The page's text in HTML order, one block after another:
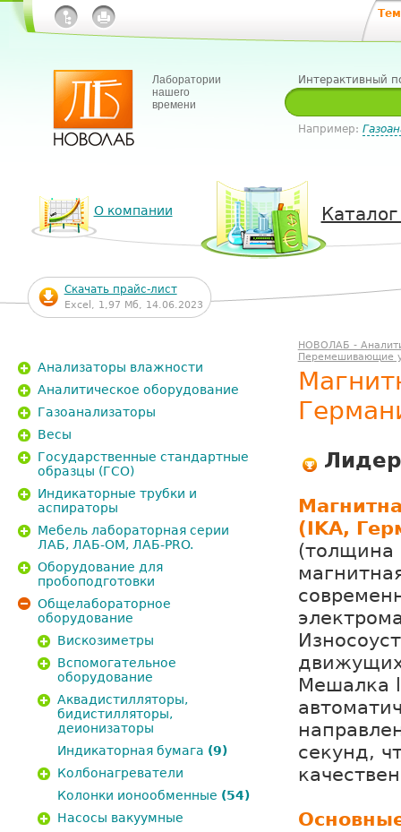
Лаборатории
нашего
времени
Интерактивный
Например:
О компании
Скачать прайс-лист
Excel, 1,97 Мб, 14.06.2023
НОВОЛАБ -
Перемешивающие
(IKA,
(толщина
Мешалка
секунд,
Анализаторы влажности
Аналитическое оборудование
Газоанализаторы
Весы
Государственные стандартные
образцы (ГСО)
Индикаторные трубки и
аспираторы
Мебель лабораторная серии
ЛАБ, ЛАБ-ОМ, ЛАБ-PRO.
Оборудование для
пробоподготовки
Общелабораторное
оборудование
Вискозиметры
Вспомогательное
оборудование
Аквадистилляторы,
бидистилляторы,
деионизаторы
Индикаторная бумага (9)
Колбонагреватели
Колонки ионообменные (54)
Насосы вакуумные